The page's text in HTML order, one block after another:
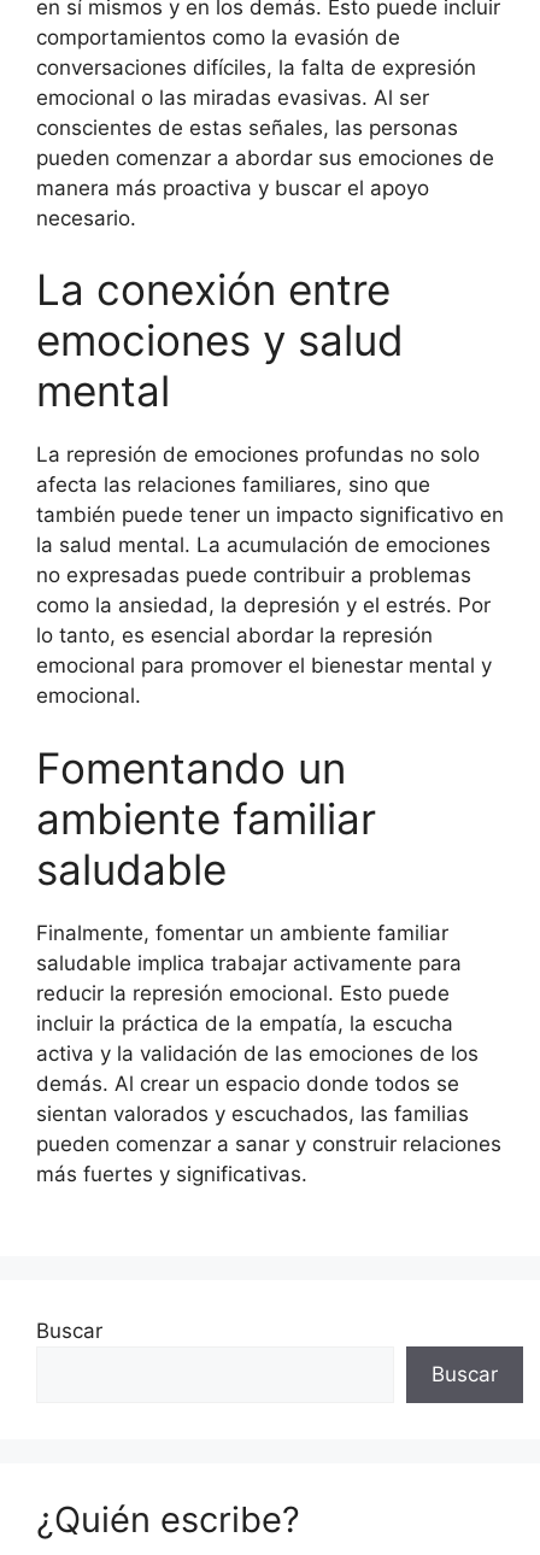
en sí mismos y en los demás. Esto puede incluir
comportamientos como la evasión de
conversaciones difíciles, la falta de expresión
emocional o las miradas evasivas. Al ser
conscientes de estas señales, las personas
pueden comenzar a abordar sus emociones de
manera más proactiva y buscar el apoyo
necesario.
La conexión entre
emociones y salud
mental
La represión de emociones profundas no solo
afecta las relaciones familiares, sino que
también puede tener un impacto significativo en
la salud mental. La acumulación de emociones
no expresadas puede contribuir a problemas
como la ansiedad, la depresión y el estrés. Por
lo tanto, es esencial abordar la represión
emocional para promover el bienestar mental y
emocional.
Fomentando un
ambiente familiar
saludable
Finalmente, fomentar un ambiente familiar
saludable implica trabajar activamente para
reducir la represión emocional. Esto puede
incluir la práctica de la empatía, la escucha
activa y la validación de las emociones de los
demás. Al crear un espacio donde todos se
sientan valorados y escuchados, las familias
pueden comenzar a sanar y construir relaciones
más fuertes y significativas.
Buscar
Buscar
¿Quién escribe?